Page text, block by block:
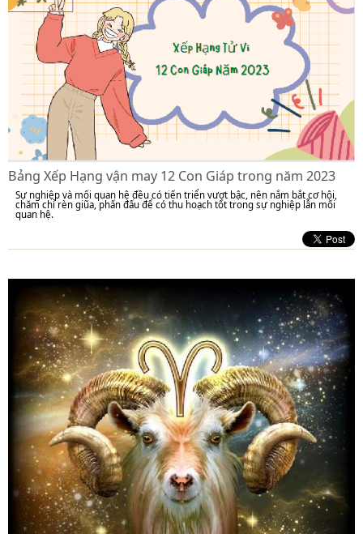
Bảng Xếp Hạng vận may 12 Con Giáp trong năm 2023
Sự nghiệp và mối quan hệ đều có tiến triển vượt bậc, nên nắm bắt cơ hội,
chăm chỉ rèn giũa, phấn đấu để có thu hoạch tốt trong sự nghiệp lẫn mối
quan hệ.